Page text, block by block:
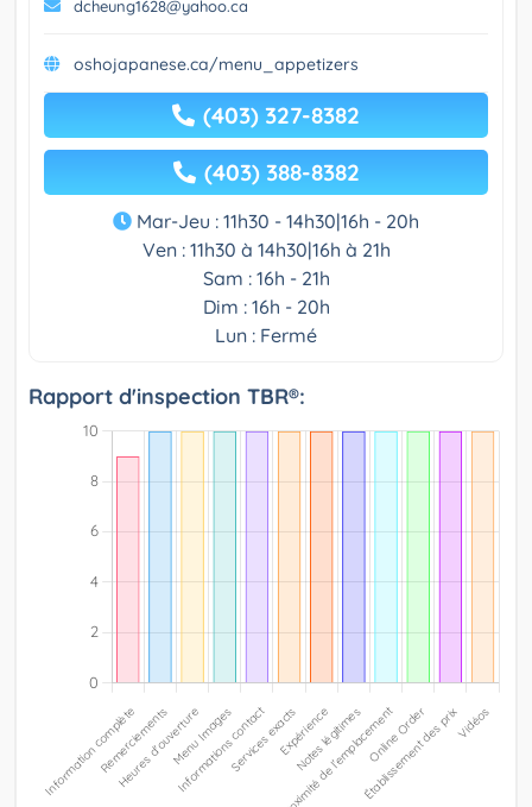
dcheung1628@yahoo.ca
oshojapanese.ca/menu_appetizers
(403) 327-8382
(403) 388-8382
Mar-Jeu : 11h30 - 14h30|16h - 20h
Ven : 11h30 à 14h30|16h à 21h
Sam : 16h - 21h
Dim : 16h - 20h
Lun : Fermé
Rapport d'inspection TBR®: